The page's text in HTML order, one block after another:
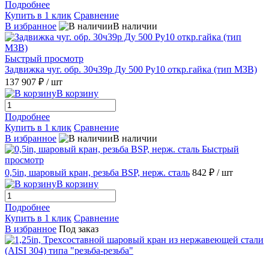
Подробнее
Купить в 1 клик Сравнение
В избранное
В наличии
Быстрый просмотр
Задвижка чуг. обр. 30ч39р Ду 500 Ру10 откр.гайка (тип МЗВ)
137 907 ₽ / шт
В корзину
Подробнее
Купить в 1 клик Сравнение
В избранное
В наличии
Быстрый
просмотр
0,5in, шаровый кран, резьба BSP, нерж. сталь 842 ₽ / шт
В корзину
Подробнее
Купить в 1 клик Сравнение
В избранное Под заказ